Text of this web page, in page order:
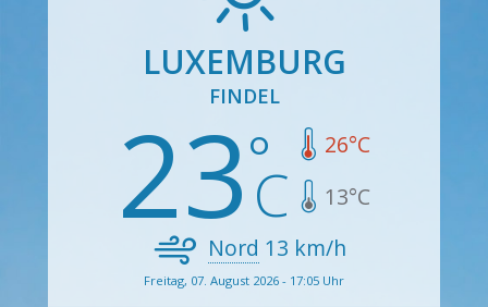
LUXEMBURG
FINDEL
23 26°C
13°C
Nord 13 km/h
Freitag, 07. August 2026 - 17:05 Uhr